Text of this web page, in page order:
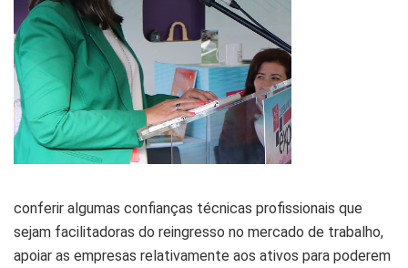
conferir algumas confianças técnicas profissionais que
sejam facilitadoras do reingresso no mercado de trabalho,
apoiar as empresas relativamente aos ativos para poderem